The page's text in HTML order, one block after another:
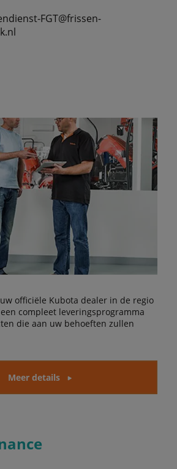
FGT@frissen-
officiële Kubota dealer in de regio
compleet leveringsprogramma
die aan uw behoeften zullen
Meer details